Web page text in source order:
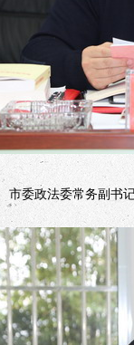
市委政法委常务副书